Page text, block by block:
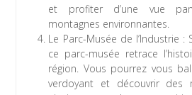
et profiter d’une vue
montagnes environnantes.
Le Parc-Musée de l’Industrie :
ce parc-musée retrace
région. Vous pourrez vous
verdoyant et découvrir des